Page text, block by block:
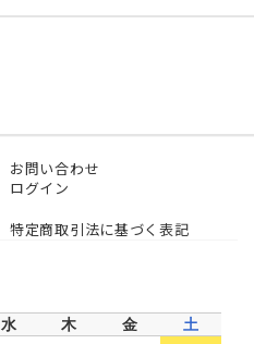
お問い合わせ
ログイン
特定商取引法に基づく表記
水 木 金
土